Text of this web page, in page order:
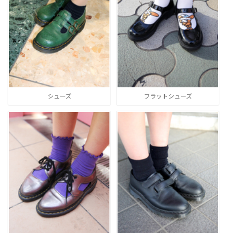
シューズ フラットシューズ